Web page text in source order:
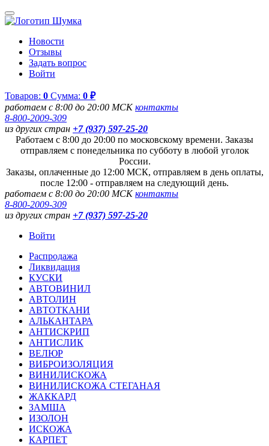
Новости
Отзывы
Задать вопрос
Войти
Товаров: 0 Сумма: 0 ₽
работаем с 8:00 до 20:00 МСКконтакты
8-800-2009-309
из других стран +7 (937) 597-25-20
Работаем с 8:00 до 20:00 по московскому времени. Заказы
отправляем с понедельника по субботу в любой уголок
России.
Заказы, оплаченные до 12:00 МСК, отправляем в день оплаты,
после 12:00 - отправляем на следующий день.
работаем с 8:00 до 20:00 МСКконтакты
8-800-2009-309
из других стран +7 (937) 597-25-20
Войти
Распродажа
Ликвидация
КУСКИ
АВТОВИНИЛ
АВТОЛИН
АВТОТКАНИ
АЛЬКАНТАРА
АНТИСКРИП
АНТИСЛИК
ВЕЛЮР
ВИБРОИЗОЛЯЦИЯ
ВИНИЛИСКОЖА
ВИНИЛИСКОЖА СТЕГАНАЯ
ЖАККАРД
ЗАМША
ИЗОЛОН
ИСКОЖА
КАРПЕТ